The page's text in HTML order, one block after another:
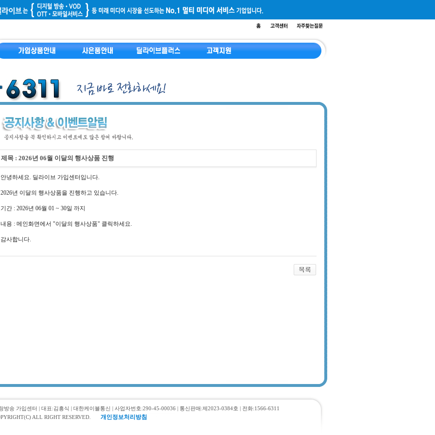
제목 : 2026년 06월 이달의 행사상품 진행
안녕하세요. 딜라이브 가입센터입니다.
2026년 이달의 행사상품을 진행하고 있습니다.
기간 : 2026년 06월 01 ~ 30일 까지
내용 : 메인화면에서 "이달의 행사상품" 클릭하세요.
감사합니다.
방송 가입센터 | 대표:김흥식 | 대한케이블통신 | 사업자번호:290-45-00036 | 통신판매:제2023-0384호 | 전화:1566-6311
ALL RIGHT RESERVED.
개인정보처리방침